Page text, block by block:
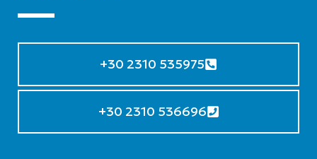
+30 2310 535975
+30 2310 536696